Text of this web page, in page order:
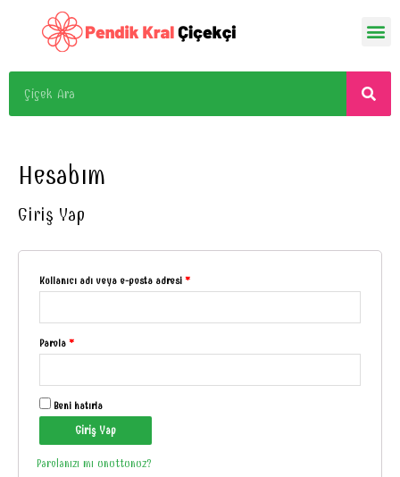
Hesabım
Giriş Yap
Kullanıcı adı veya e-posta adresi *
Parola *
Beni hatırla
Giriş Yap
Parolanızı mı unuttunuz?